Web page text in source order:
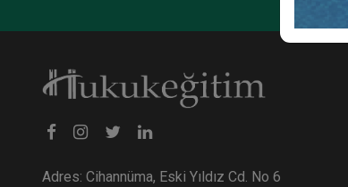
Adres: Cihannüma, Eski Yıldız Cd. No 6